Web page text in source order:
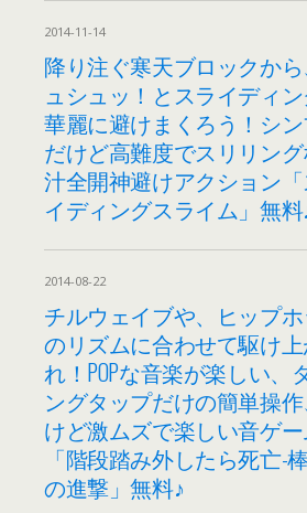
2014-11-14
降り注ぐ寒天ブロックか
ュシュッ！とスライディ
華麗に避けまくろう！シ
だけど高難度でスリリン
汁全開神避けアクション
イディングスライム」無料
2014-08-22
チルウェイブや、ヒップ
のリズムに合わせて駆け
れ！POPな音楽が楽しい、
ングタップだけの簡単操
けど激ムズで楽しい音ゲ
「階段踏み外したら死亡-
の進撃」無料♪